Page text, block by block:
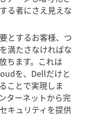
る者にさえ見えな
とするお客様、つ
満たさなければな
ちます。これは
を、Dellだけと
ことで実現しま
ターネットから完
キュリティを提供